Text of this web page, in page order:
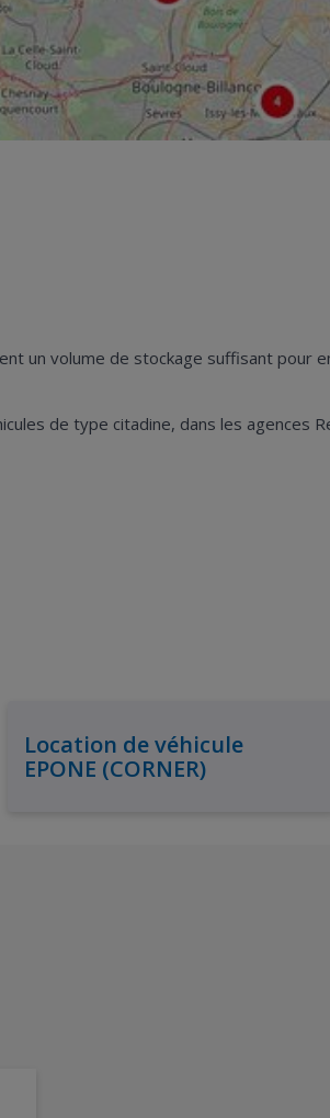
un volume de stockage suffisant pour
de type citadine, dans les agences
Location de véhicule
EPONE (CORNER)